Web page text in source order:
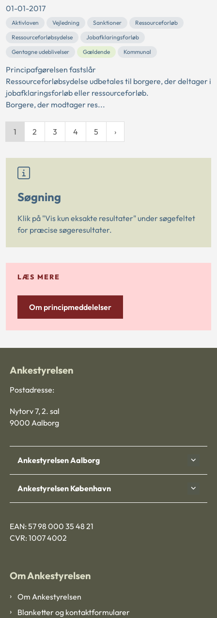
01-01-2017
Aktivloven Vejledning Sanktioner
Ressourceforløb
Ressourceforløbsydelse
Jobafklaringsforløb
Gentagne udeblivelser
Gældende Kommunal
Principafgørelsen fastslår
Ressourceforløbsydelse udbetales til borgere, der deltager i
jobafklaringsforløb eller ressourceforløb.
Borgere, der modtager res...
1 2 3 4 5
Søgning
Klik på "Vis kun eksakte resultater" under søgefeltet
for præcise søgeresultater.
LÆS MERE
Om principmeddelelser
Ankestyrelsen
Postadresse:
Nytorv 7, 2. sal
9000 Aalborg
Ankestyrelsen Aalborg
Ankestyrelsen København
EAN: 57 98 000 35 48 21
CVR: 1007 4002
Om Ankestyrelsen
Om Ankestyrelsen
Blanketter og kontaktformularer